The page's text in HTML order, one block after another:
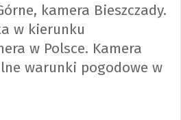
kamera Bieszczady.
w kierunku
w Polsce. Kamera
warunki pogodowe w